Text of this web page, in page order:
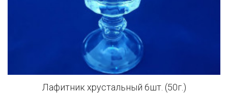
Лафитник хрустальный 6шт. (50г.)